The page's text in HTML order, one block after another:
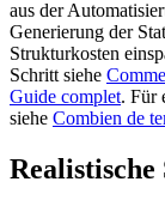
aus der
Generierung der
Strukturkosten
Schritt siehe
Guide complet. Für
siehe Combien de